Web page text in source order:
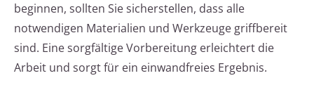
beginnen, sollten Sie sicherstellen, dass alle
notwendigen Materialien und Werkzeuge griffbereit
sind. Eine sorgfältige Vorbereitung erleichtert die
Arbeit und sorgt für ein einwandfreies Ergebnis.